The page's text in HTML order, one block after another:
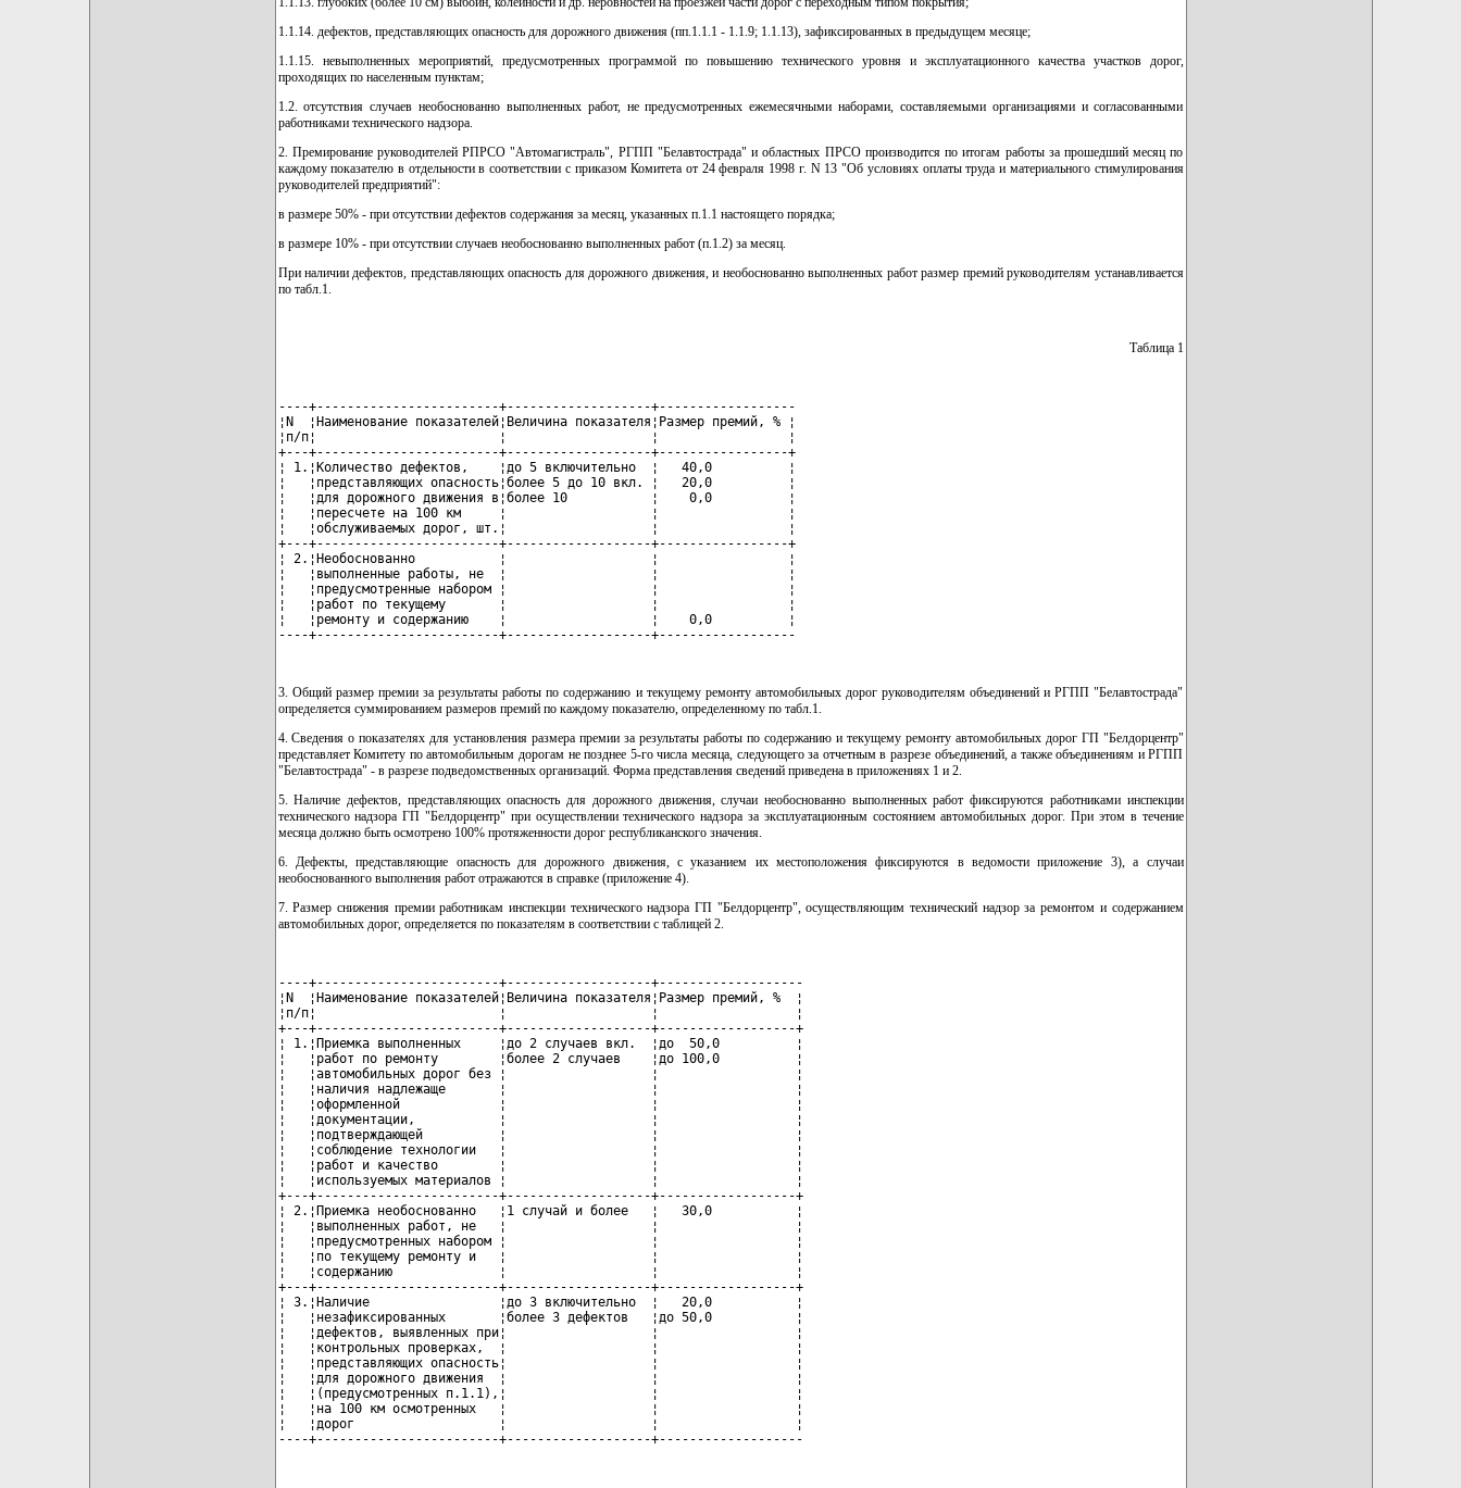
1.1.14. дефектов, представляющих опасность для дорожного движения (пп.1.1.1 - 1.1.9; 1.1.13), зафиксированных в предыдущем месяце;
1.1.15. невыполненных мероприятий, предусмотренных программой по повышению технического уровня и эксплуатационного качества участков дорог,
проходящих по населенным пунктам;
1.2. отсутствия случаев необоснованно выполненных работ, не предусмотренных ежемесячными наборами, составляемыми организациями и согласованными
работниками технического надзора.
2. Премирование руководителей РПРСО "Автомагистраль", РГПП "Белавтострада" и областных ПРСО производится по итогам работы за прошедший месяц по
каждому показателю в отдельности в соответствии с приказом Комитета от 24 февраля 1998 г. N 13 "Об условиях оплаты труда и материального стимулирования
руководителей предприятий":
в размере 50% - при отсутствии дефектов содержания за месяц, указанных п.1.1 настоящего порядка;
в размере 10% - при отсутствии случаев необоснованно выполненных работ (п.1.2) за месяц.
При наличии дефектов, представляющих опасность для дорожного движения, и необоснованно выполненных работ размер премий руководителям устанавливается
по табл.1.
Таблица 1
----+------------------------+-------------------+------------------
¦N  ¦Наименование показателей¦Величина показателя¦Размер премий, % ¦
¦п/п¦                        ¦                   ¦                 ¦
+---+------------------------+-------------------+-----------------+
¦ 1.¦Количество дефектов,    ¦до 5 включительно  ¦   40,0          ¦
¦   ¦представляющих опасность¦более 5 до 10 вкл. ¦   20,0          ¦
¦   ¦для дорожного движения в¦более 10           ¦    0,0          ¦
¦   ¦пересчете на 100 км     ¦                   ¦                 ¦
¦   ¦обслуживаемых дорог, шт.¦                   ¦                 ¦
+---+------------------------+-------------------+-----------------+
¦ 2.¦Необоснованно           ¦                   ¦                 ¦
¦   ¦выполненные работы, не  ¦                   ¦                 ¦
¦   ¦предусмотренные набором ¦                   ¦                 ¦
¦   ¦работ по текущему       ¦                   ¦                 ¦
¦   ¦ремонту и содержанию    ¦                   ¦    0,0          ¦
----+------------------------+-------------------+------------------
3. Общий размер премии за результаты работы по содержанию и текущему ремонту автомобильных дорог руководителям объединений и РГПП "Белавтострада"
определяется суммированием размеров премий по каждому показателю, определенному по табл.1.
4. Сведения о показателях для установления размера премии за результаты работы по содержанию и текущему ремонту автомобильных дорог ГП "Белдорцентр"
представляет Комитету по автомобильным дорогам не позднее 5-го числа месяца, следующего за отчетным в разрезе объединений, а также объединениям и РГПП
"Белавтострада" - в разрезе подведомственных организаций. Форма представления сведений приведена в приложениях 1 и 2.
5. Наличие дефектов, представляющих опасность для дорожного движения, случаи необоснованно выполненных работ фиксируются работниками инспекции
технического надзора ГП "Белдорцентр" при осуществлении технического надзора за эксплуатационным состоянием автомобильных дорог. При этом в течение
месяца должно быть осмотрено 100% протяженности дорог республиканского значения.
6. Дефекты, представляющие опасность для дорожного движения, с указанием их местоположения фиксируются в ведомости приложение 3), а случаи
необоснованного выполнения работ отражаются в справке (приложение 4).
7. Размер снижения премии работникам инспекции технического надзора ГП "Белдорцентр", осуществляющим технический надзор за ремонтом и содержанием
автомобильных дорог, определяется по показателям в соответствии с таблицей 2.
----+------------------------+-------------------+-------------------
¦N  ¦Наименование показателей¦Величина показателя¦Размер премий, %  ¦
¦п/п¦                        ¦                   ¦                  ¦
+---+------------------------+-------------------+------------------+
¦ 1.¦Приемка выполненных     ¦до 2 случаев вкл.  ¦до  50,0          ¦
¦   ¦работ по ремонту        ¦более 2 случаев    ¦до 100,0          ¦
¦   ¦автомобильных дорог без ¦                   ¦                  ¦
¦   ¦наличия надлежаще       ¦                   ¦                  ¦
¦   ¦оформленной             ¦                   ¦                  ¦
¦   ¦документации,           ¦                   ¦                  ¦
¦   ¦подтверждающей          ¦                   ¦                  ¦
¦   ¦соблюдение технологии   ¦                   ¦                  ¦
¦   ¦работ и качество        ¦                   ¦                  ¦
¦   ¦используемых материалов ¦                   ¦                  ¦
+---+------------------------+-------------------+------------------+
¦ 2.¦Приемка необоснованно   ¦1 случай и более   ¦   30,0           ¦
¦   ¦выполненных работ, не   ¦                   ¦                  ¦
¦   ¦предусмотренных набором ¦                   ¦                  ¦
¦   ¦по текущему ремонту и   ¦                   ¦                  ¦
¦   ¦содержанию              ¦                   ¦                  ¦
+---+------------------------+-------------------+------------------+
¦ 3.¦Наличие                 ¦до 3 включительно  ¦   20,0           ¦
¦   ¦незафиксированных       ¦более 3 дефектов   ¦до 50,0           ¦
¦   ¦дефектов, выявленных при¦                   ¦                  ¦
¦   ¦контрольных проверках,  ¦                   ¦                  ¦
¦   ¦представляющих опасность¦                   ¦                  ¦
¦   ¦для дорожного движения  ¦                   ¦                  ¦
¦   ¦(предусмотренных п.1.1),¦                   ¦                  ¦
¦   ¦на 100 км осмотренных   ¦                   ¦                  ¦
¦   ¦дорог                   ¦                   ¦                  ¦
----+------------------------+-------------------+-------------------